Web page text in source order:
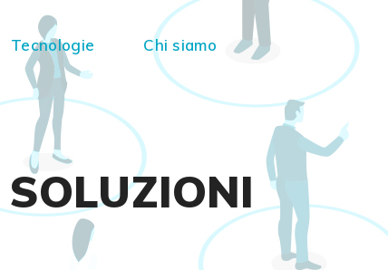
Tecnologie Chi siamo
SOLUZIONI